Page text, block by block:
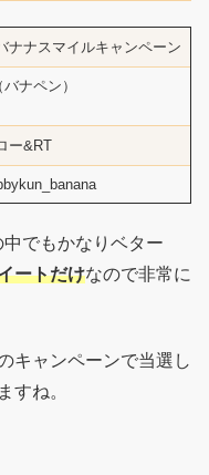
ナナスマイルキャンペーン
ナペン）
ー&RT
でもかなりベター
ートだけなので非常に
キャンペーンで当選し
すね。